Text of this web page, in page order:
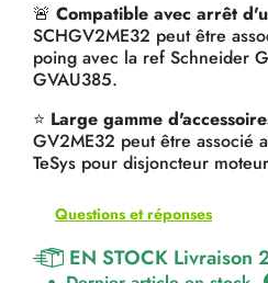
🚨 Compatible avec arrêt
SCHGV2ME32 peut être
poing avec la ref Schneider
GVAU385.
⭐ Large gamme
GV2ME32 peut être associé
TeSys pour disjoncteur
Questions et réponses
EN STOCK Livraison